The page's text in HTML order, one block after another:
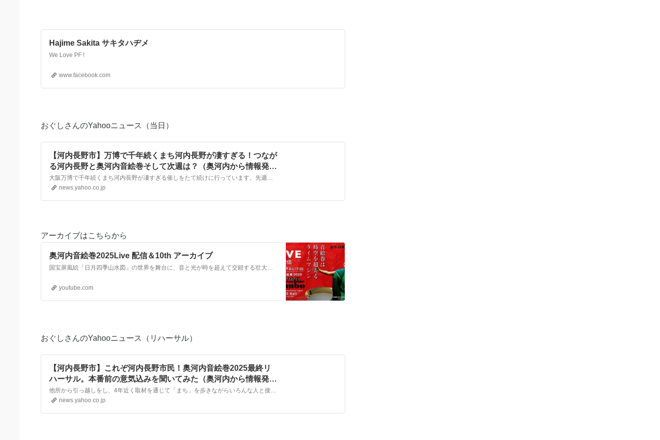
Hajime Sakita サキタハヂメ
We Love PF !
www.facebook.com
おぐしさんのYahooニュース（当日）
【河内長野市】万博で千年続くまち河内長野が凄すぎる！つなが
る河内長野と奥河内音絵巻そして次週は？（奥河内から情報発
信） - エキスパート - Yahoo!ニュース
大阪万博で千年続くまち河内長野が凄すぎる催しをたて続けに行っています。先週の週末もつながる河内長野と奥河内音絵巻2025が行われました。そこでこの前の2日間、河内長野から南海電車で堺東を経由し、バスに
news.yahoo.co.jp
アーカイブはこちらから
奥河内音絵巻2025Live 配信＆10th アーカイブ
国宝屏風絵「日月四季山水図」の世界を舞台に、音と光が時を超えて交錯する壮大な音楽劇。老若男女、自然、歴史、現代、アート、空想をマッシュアップし上演する、唯一無二のオルタナ民藝アートエンターテイメント『音絵巻』。大阪・河内長野ラブリーホールで１０年上演し続け、ついに大阪・関西万博EXPOホール「シャインハット」公演...
youtube.com
おぐしさんのYahooニュース（リハーサル）
【河内長野市】これぞ河内長野市民！奥河内音絵巻2025最終リ
ハーサル。本番前の意気込みを聞いてみた（奥河内から情報発
信） - エキスパート - Yahoo!ニュース
他所から引っ越しをし、4年近く取材を通じて「まち」を歩きながらいろんな人と接してきたあくまで「肌感覚」なので、統計などではありませんが、印象として河内長野市民は南河内の他の自治体の人と比べて「おっとり
news.yahoo.co.jp